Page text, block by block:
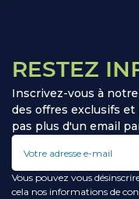
RESTEZ
Inscrivez-vous à
des offres exclusifs et
pas plus d'un email
Vous pouvez vous
cela nos informations de